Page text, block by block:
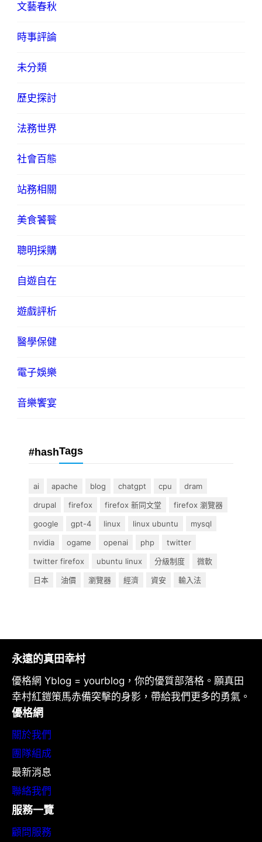
文藝春秋
時事評論
未分類
歷史探討
法務世界
社會百態
站務相關
美食饕餮
聰明採購
自遊自在
遊戲評析
醫學保健
電子娛樂
音樂饗宴
#hashTags
ai apache blog chatgpt cpu
dram
drupal
firefox firefox 新同文堂
firefox 瀏覽器
google
gpt-4 linux linux ubuntu
mysql
nvidia
ogame openai php
twitter
twitter firefox
ubuntu linux 分級制度
微軟
日本
油價 瀏覽器 經濟 資安 輸入法
永遠的真田幸村
優格網 Yblog = yourblog，你的優質部落格。願真田
幸村紅鎧策馬赤備突擊的身影，帶給我們更多的勇氣。
優格網
關於我們
團隊組成
最新消息
聯絡我們
服務一覽
顧問服務